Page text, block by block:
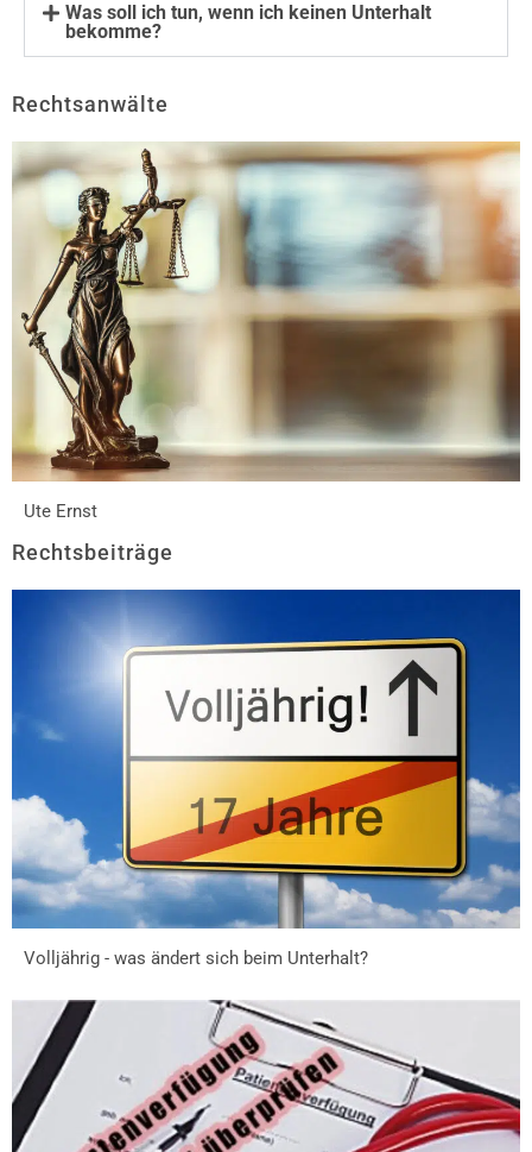
Was soll ich tun, wenn ich keinen Unterhalt
bekomme?
Rechtsanwälte
Ute Ernst
Rechtsbeiträge
Volljährig - was ändert sich beim Unterhalt?